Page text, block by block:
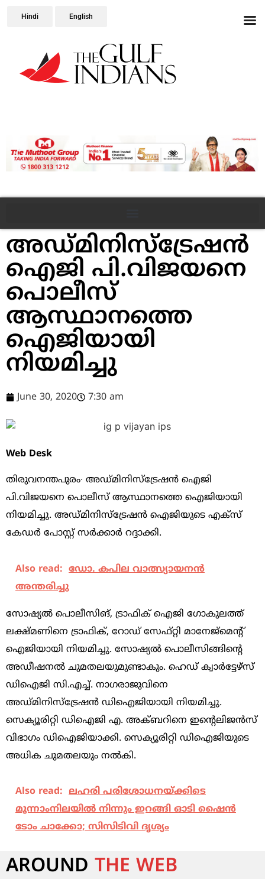
Hindi English
അഡ്മിനിസ്ട്രേഷൻ
ഐജി പി.വിജയനെ
പൊലീസ്
ആസ്ഥാനത്തെ
ഐജിയായി
നിയമിച്ചു
June 30, 2020 7:30 am
Web Desk
തിരുവനന്തപുരം∙ അഡ്മിനിസ്ട്രേഷൻ ഐജി
പി.വിജയനെ പൊലീസ് ആസ്ഥാനത്തെ ഐജിയായി
നിയമിച്ചു. അഡ്മിനിസ്ട്രേഷൻ ഐജിയുടെ എക്സ്
കേഡർ പോസ്റ്റ് സർക്കാർ റദ്ദാക്കി.
Also read: ഡോ. കപില വാത്സ്യായനന്‍
അന്തരിച്ചു
സോഷ്യൽ പൊലീസിങ്, ട്രാഫിക് ഐജി ഗോകുലത്ത്
ലക്ഷ്മണിനെ ട്രാഫിക്, റോഡ് സേഫ്റ്റി മാനേജ്മെന്‍റ്
ഐജിയായി നിയമിച്ചു. സോഷ്യൽ പൊലീസിങ്ങിന്‍റെ
അഡീഷനൽ ചുമതലയുമുണ്ടാകും. ഹെഡ് ക്വാർട്ടേഴ്സ്
ഡിഐജി സി.എച്ച്. നാഗരാജുവിനെ
അഡ്മിനിസ്ട്രേഷൻ ഡിഐജിയായി നിയമിച്ചു.
സെക്യൂരിറ്റി ഡിഐജി എ. അക്ബറിനെ ഇന്‍റെലിജൻസ്
വിഭാഗം ഡിഐജിയാക്കി. സെക്യൂരിറ്റി ഡിഐജിയുടെ
അധിക ചുമതലയും നൽകി.
Also read: ലഹരി പരിശോധനയ്ക്കിടെ
മൂന്നാംനിലയില്‍ നിന്നും ഇറങ്ങി ഓടി ഷൈന്‍
ടോം ചാക്കോ; സിസിടിവി ദൃശ്യം
AROUND THE WEB